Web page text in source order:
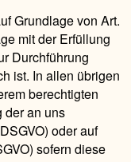
Grundlage von Art.
mit der Erfüllung
Durchführung
ist. In allen übrigen
berechtigten
der an uns
oder auf
sofern diese